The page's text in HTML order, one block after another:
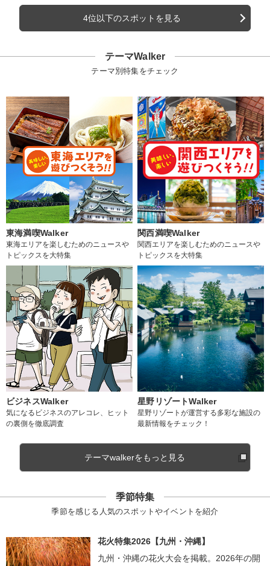
4位以下のスポットを見る
テーマWalker
テーマ別特集をチェック
東海満喫Walker
東海エリアを楽しむためのニュースや
トピックスを大特集
関西満喫Walker
関西エリアを楽しむためのニュースや
トピックスを大特集
ビジネスWalker
気になるビジネスのアレコレ、ヒット
の裏側を徹底調査
星野リゾートWalker
星野リゾートが運営する多彩な施設の
最新情報をチェック！
テーマwalkerをもっと見る
季節特集
季節を感じる人気のスポットやイベントを紹介
花火特集2026【九州・沖縄】
九州・沖縄の花火大会を掲載。2026年の開